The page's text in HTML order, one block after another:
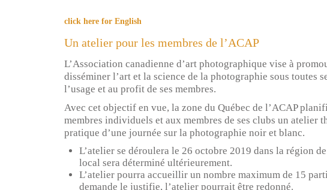
click here for English
Un atelier pour les membres de l’ACAP
L’Association canadienne d’art photographique vise à
disséminer l’art et la science de la photographie sous toutes
l’usage et au profit de ses membres.
Avec cet objectif en vue, la zone du Québec de l’ACAP
membres individuels et aux membres de ses clubs un atelier
pratique d’une journée sur la photographie noir et blanc.
L’atelier se déroulera le 26 octobre 2019 dans la région
local sera déterminé ultérieurement.
L’atelier pourra accueillir un nombre maximum de 15
demande le justifie, l’atelier pourrait être redonné.